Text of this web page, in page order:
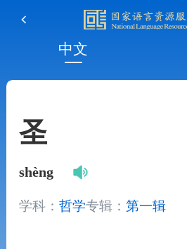
中文
圣
shèng
学科： 哲学专辑： 第一辑